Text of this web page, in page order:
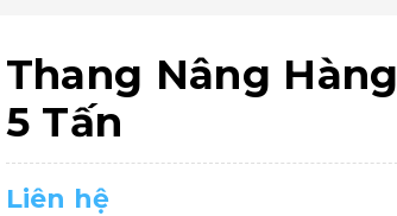
Thang Nâng Hàng
5 Tấn
Liên hệ